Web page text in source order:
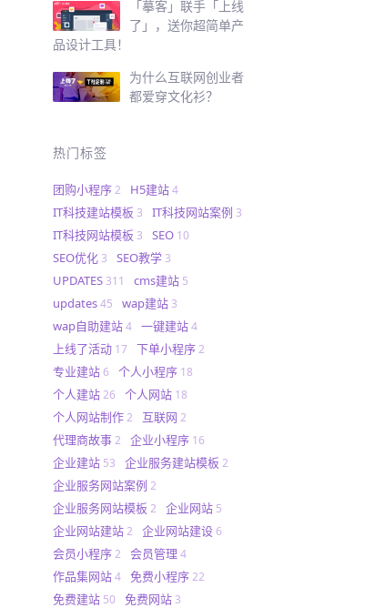
「摹客」联手「上线
了」，送你超简单产
品设计工具！
为什么互联网创业者
都爱穿文化衫？
热门标签
团购小程序 2 H5建站 4
IT科技建站模板 3 IT科技网站案例 3
IT科技网站模板 3 SEO 10
SEO优化 3 SEO教学 3
UPDATES 311 cms建站 5
updates 45 wap建站 3
wap自助建站 4 一键建站 4
上线了活动 17 下单小程序 2
专业建站 6 个人小程序 18
个人建站 26 个人网站 18
个人网站制作 2 互联网 2
代理商故事 2 企业小程序 16
企业建站 53 企业服务建站模板 2
企业服务网站案例 2
企业服务网站模板 2 企业网站 5
企业网站建站 2 企业网站建设 6
会员小程序 2 会员管理 4
作品集网站 4 免费小程序 22
免费建站 50 免费网站 3